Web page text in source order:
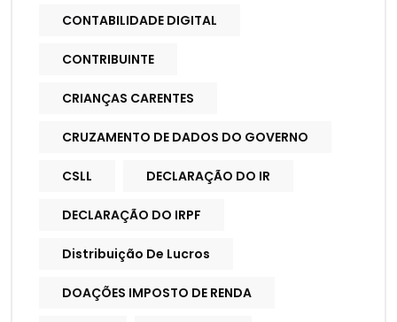
CONTABILIDADE DIGITAL
CONTRIBUINTE
CRIANÇAS CARENTES
CRUZAMENTO DE DADOS DO GOVERNO
CSLL DECLARAÇÃO DO IR
DECLARAÇÃO DO IRPF
Distribuição De Lucros
DOAÇÕES IMPOSTO DE RENDA